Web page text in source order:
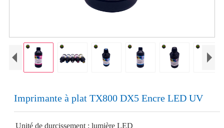
Imprimante à plat TX800 DX5 Encre LED UV
Unité de durcissement : lumière LED